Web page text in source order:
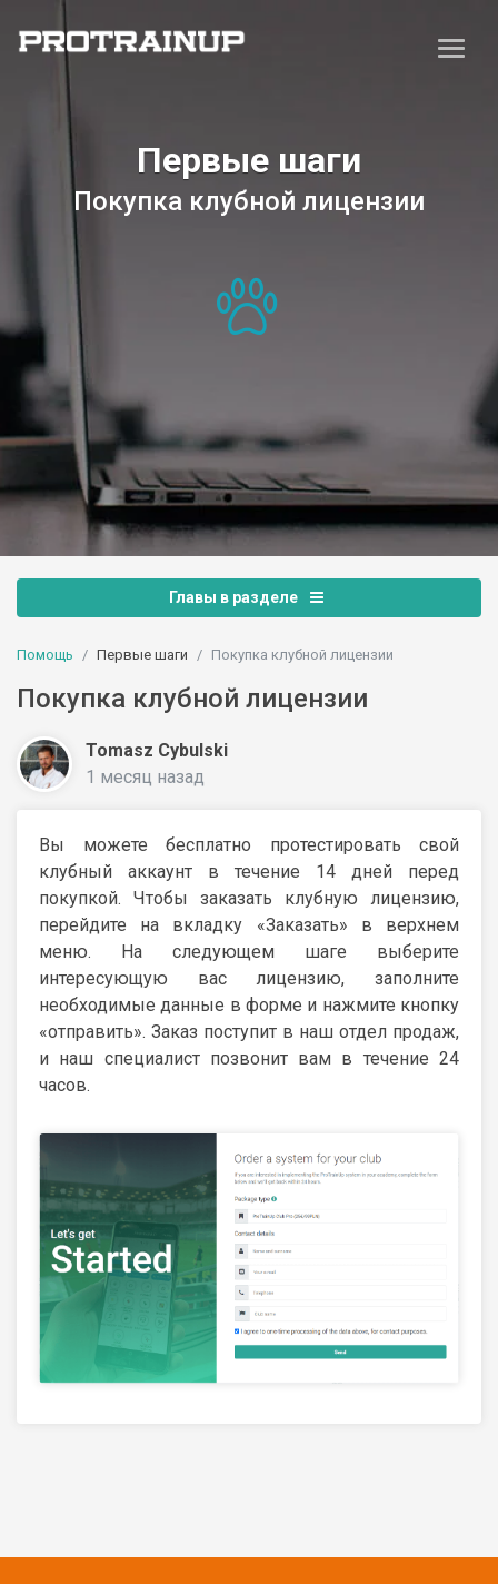
Первые шаги
Покупка клубной лицензии
Главы в разделе
Помощь Первые шаги Покупка клубной лицензии
Покупка клубной лицензии
Tomasz Cybulski
1 месяц назад
Вы можете бесплатно протестировать свой
клубный аккаунт в течение 14 дней перед
покупкой. Чтобы заказать клубную лицензию,
перейдите на вкладку «Заказать» в верхнем
меню. На следующем шаге выберите
интересующую вас лицензию, заполните
необходимые данные в форме и нажмите кнопку
«отправить». Заказ поступит в наш отдел продаж,
и наш специалист позвонит вам в течение 24
часов.